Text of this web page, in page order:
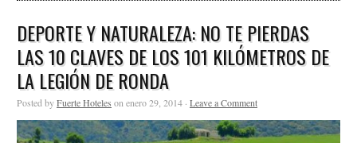
DEPORTE Y NATURALEZA: NO TE PIERDAS
LAS 10 CLAVES DE LOS 101 KILÓMETROS DE
LA LEGIÓN DE RONDA
Posted byFuerte Hoteles on enero 29, 2014 · Leave a Comment